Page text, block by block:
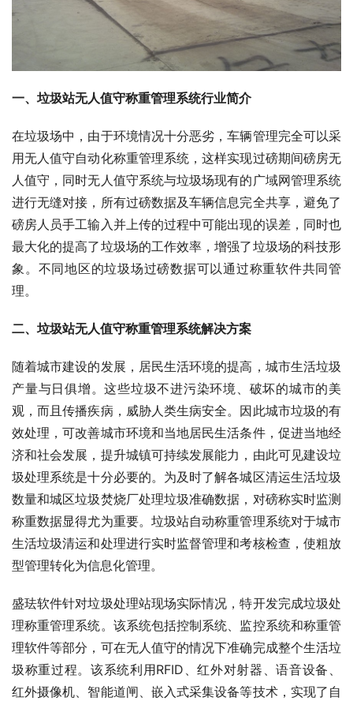
一、垃圾站无人值守称重管理系统行业简介
在垃圾场中，由于环境情况十分恶劣，车辆管理完全可以采
用无人值守自动化称重管理系统，这样实现过磅期间磅房无
人值守，同时无人值守系统与垃圾场现有的广域网管理系统
进行无缝对接，所有过磅数据及车辆信息完全共享，避免了
磅房人员手工输入并上传的过程中可能出现的误差，同时也
最大化的提高了垃圾场的工作效率，增强了垃圾场的科技形
象。不同地区的垃圾场过磅数据可以通过称重软件共同管
理。
二、垃圾站无人值守称重管理系统解决方案
随着城市建设的发展，居民生活环境的提高，城市生活垃圾
产量与日俱增。这些垃圾不进污染环境、破坏的城市的美
观，而且传播疾病，威胁人类生病安全。因此城市垃圾的有
效处理，可改善城市环境和当地居民生活条件，促进当地经
济和社会发展，提升城镇可持续发展能力，由此可见建设垃
圾处理系统是十分必要的。为及时了解各城区清运生活垃圾
数量和城区垃圾焚烧厂处理垃圾准确数据，对磅称实时监测
称重数据显得尤为重要。垃圾站自动称重管理系统对于城市
生活垃圾清运和处理进行实时监督管理和考核检查，使粗放
型管理转化为信息化管理。
盛珐软件针对垃圾处理站现场实际情况，特开发完成垃圾处
理称重管理系统。该系统包括控制系统、监控系统和称重管
理软件等部分，可在无人值守的情况下准确完成整个生活垃
圾称重过程。该系统利用RFID、红外对射器、语音设备、
红外摄像机、智能道闸、嵌入式采集设备等技术，实现了自